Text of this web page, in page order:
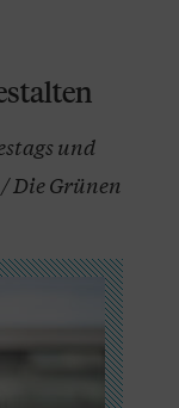
und
Die Grünen